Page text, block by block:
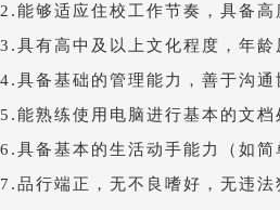
2.能够适应住校工作节奏，具备
3.具有高中及以上文化程度，年
4.具备基础的管理能力，善于沟
5.能熟练使用电脑进行基本的文
6.具备基本的生活动手能力（如简
7.品行端正，无不良嗜好，无违法